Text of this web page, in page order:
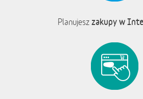
Planujesz zakupy w